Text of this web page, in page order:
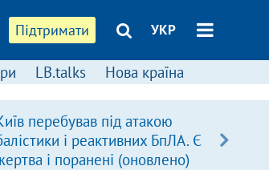
Підтримати УКР
LB.talks Нова країна
перебував під атакою
і реактивних БпЛА. Є
і поранені (оновлено)